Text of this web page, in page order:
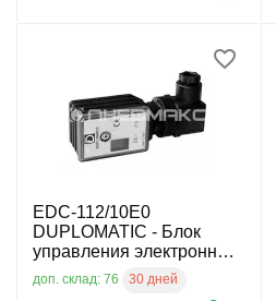
EDC-112/10E0
DUPLOMATIC - Блок
управления электронный
для пропорционнальных
распределителей
доп. склад: 76 30 дней